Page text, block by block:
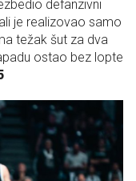
defanzivni
je realizovao samo
težak šut za dva
ostao bez lopte